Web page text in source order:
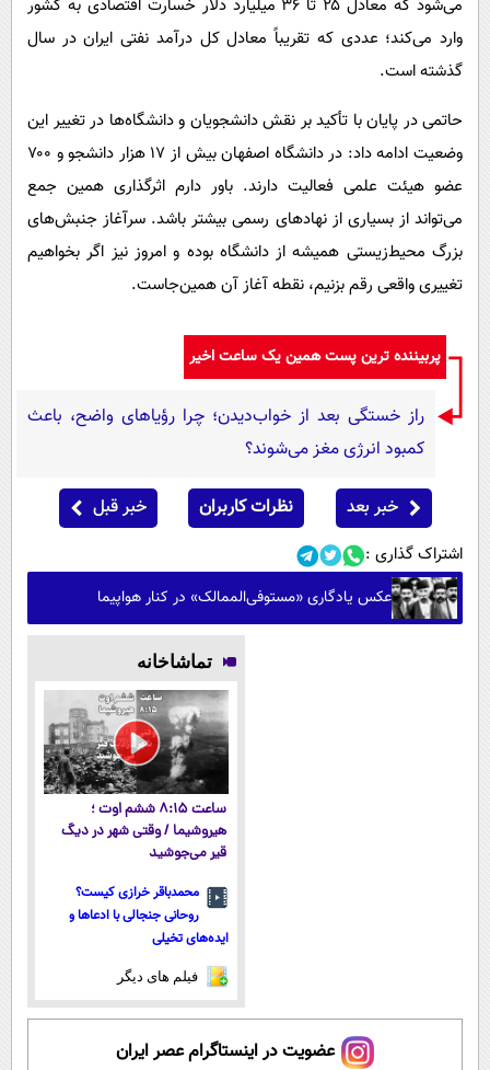
می‌شود که معادل ۲۵ تا ۳۶ میلیارد دلار خسارت اقتصادی به کشور
وارد می‌کند؛ عددی که تقریباً معادل کل درآمد نفتی ایران در سال
گذشته است.
حاتمی در پایان با تأکید بر نقش دانشجویان و دانشگاه‌ها در تغییر این
وضعیت ادامه داد: در دانشگاه اصفهان بیش از ۱۷ هزار دانشجو و ۷۰۰
عضو هیئت علمی فعالیت دارند. باور دارم اثرگذاری همین جمع
می‌تواند از بسیاری از نهادهای رسمی بیشتر باشد. سرآغاز جنبش‌های
بزرگ محیط‌زیستی همیشه از دانشگاه بوده و امروز نیز اگر بخواهیم
تغییری واقعی رقم بزنیم، نقطه آغاز آن همین‌جاست.
پربیننده ترین پست همین یک ساعت اخیر
راز خستگی بعد از خواب‌دیدن؛ چرا رؤیاهای واضح، باعث
کمبود انرژی مغز می‌شوند؟
خبر بعد نظرات کاربران خبر قبل
اشتراک گذاری :
عکس یادگاری «مستوفی‌الممالک» در کنار هواپیما
تماشاخانه
ساعت ۸:۱۵ ششم اوت ؛
هیروشیما / وقتی شهر در دیگ
قیر می‌جوشید
محمدباقر خرازی کیست؟
روحانی جنجالی با ادعاها و
ایده‌های تخیلی
فیلم های دیگر
عضویت در اینستاگرام عصر ایران